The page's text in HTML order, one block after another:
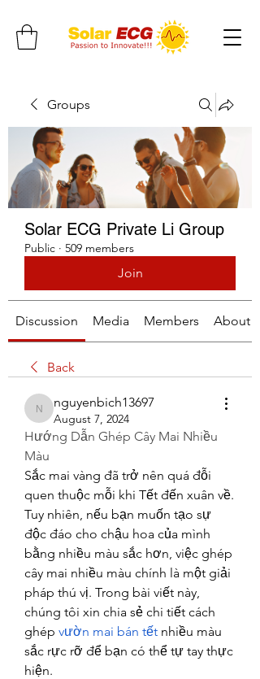
Groups
Solar ECG Private Li Group
Public · 509 members
Join
Discussion Media Members About
Back
nguyenbich13697
nguyenbich13697
August 7, 2024
Hướng Dẫn Ghép Cây Mai Nhiều
Màu
Sắc mai vàng đã trở nên quá đỗi
quen thuộc mỗi khi Tết đến xuân về.
Tuy nhiên, nếu bạn muốn tạo sự
độc đáo cho chậu hoa của mình
bằng nhiều màu sắc hơn, việc ghép
cây mai nhiều màu chính là một giải
pháp thú vị. Trong bài viết này,
chúng tôi xin chia sẻ chi tiết cách
ghép vườn mai bán tết nhiều màu
sắc rực rỡ để bạn có thể tự tay thực
hiện.